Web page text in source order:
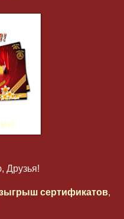
Друзья!
сертификатов,